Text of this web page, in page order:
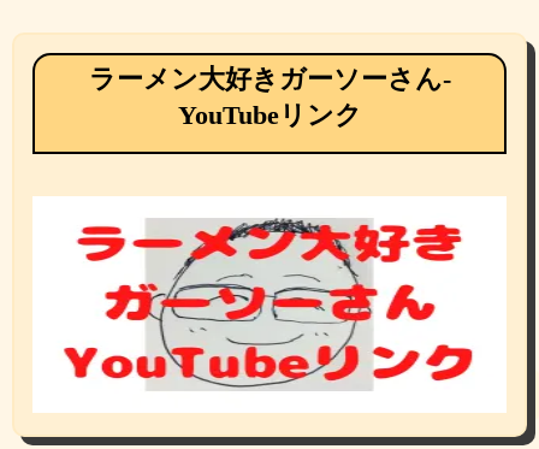
ラーメン大好きガーソーさん-
YouTubeリンク